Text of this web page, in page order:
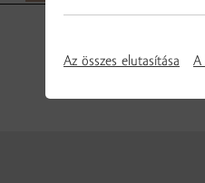
Az összes elutasítása A